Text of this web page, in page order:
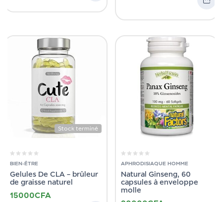
Stock terminé
BIEN-ÊTRE
Gelules De CLA – brûleur
de graisse naturel
15000CFA
APHRODISIAQUE HOMME
Natural Ginseng, 60
capsules à enveloppe
molle